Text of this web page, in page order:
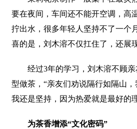
要在夜间，车间还不能开空调，高
拧出水，很多年轻人坚持不了一个
喜的是，刘木溶不仅扛住了，还展
经过3年的学习，刘木溶不顾
型做茶，“亲友们劝说隔行如隔山
我还是坚持，因为热爱就是最好的理
为茶香增添“文化密码”